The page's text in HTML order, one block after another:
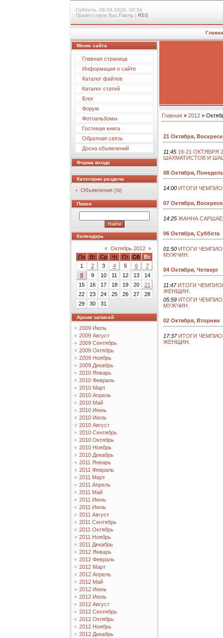
Суббота, 08.08.2026, 00:34
Приветствую Вас Гость | RSS
Меню сайта
Главная страница
Информация о сайте
Каталог файлов
Каталог статей
Блог
Форум
Фотоальбомы
Гостевая книга
Обратная связь
Доска объявлений
Форма входа
Категории раздела
Объявления [59]
Поиск
Календарь
« Октябрь 2012 »
Пн
Вт Ср Чт Пт Сб
Вс
1
2 3 4 5 6
7
8
9 10 11 12 13
14
15
16 17 18 19 20
21
22
23 24 25 26 27
28
29
30 31
Архив записей
2009 Июль
2009 Август
2009 Сентябрь
2009 Октябрь
2009 Ноябрь
2009 Декабрь
2010 Январь
2010 Февраль
2010 Март
2010 Апрель
2010 Май
2010 Июнь
2010 Июль
2010 Август
2010 Сентябрь
2010 Октябрь
2010 Ноябрь
2010 Декабрь
2011 Январь
2011 Февраль
2011 Март
2011 Апрель
2011 Май
2011 Июнь
2011 Июль
2011 Август
2011 Сентябрь
2011 Октябрь
2011 Ноябрь
2011 Декабрь
2012 Январь
2012 Февраль
2012 Март
2012 Апрель
2012 Май
2012 Июнь
2012 Июль
2012 Август
2012 Сентябрь
2012 Октябрь
2012 Ноябрь
2012 Декабрь
Главная » 2012 »
21 Октября,
11:45 19-21 ОКТЯБРЯ
ШАХМАТИСТОВ И
08 Октября,
14:00 ИТОГИ
07 Октября,
14:25 ЖАННА
06 Октября, Суббота
01:50 ИТОГИ
МУЖЧИН.
04 Октября, Четверг
11:47 ИТОГИ
ЖЕНЩИН.
05:59 ИТОГИ
МУЖЧИН.
02 Октября, Вторник
17:37 ИТОГИ
ЖЕНЩИН.